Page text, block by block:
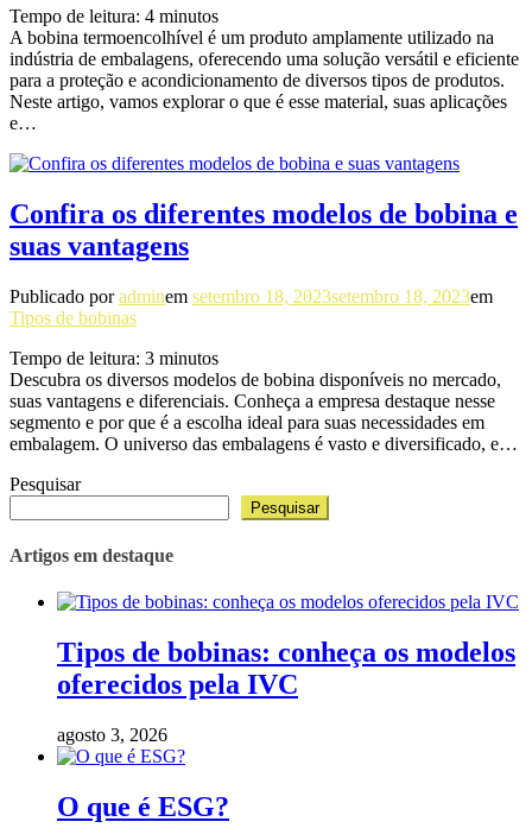
Tempo de leitura: 4 minutos
A bobina termoencolhível é um produto amplamente utilizado na
indústria de embalagens, oferecendo uma solução versátil e eficiente
para a proteção e acondicionamento de diversos tipos de produtos.
Neste artigo, vamos explorar o que é esse material, suas aplicações
e…
Confira os diferentes modelos de bobina e
suas vantagens
Publicado poradminem setembro 18, 2023setembro 18, 2023em
Tipos de bobinas
Tempo de leitura: 3 minutos
Descubra os diversos modelos de bobina disponíveis no mercado,
suas vantagens e diferenciais. Conheça a empresa destaque nesse
segmento e por que é a escolha ideal para suas necessidades em
embalagem. O universo das embalagens é vasto e diversificado, e…
Pesquisar
Pesquisar
Artigos em destaque
Tipos de bobinas: conheça os modelos
oferecidos pela IVC
agosto 3, 2026
O que é ESG?